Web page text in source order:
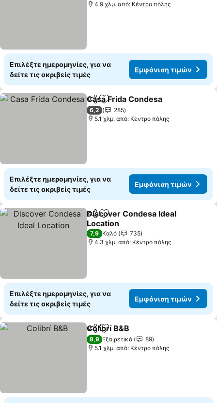
4.9 χλμ. από: Κέντρο πόλης
Επιλέξτε ημερομηνίες, για να
δείτε τις ακριβείς τιμές
Εμφάνιση τιμών
Κοινοποίηση
Προσθήκη στα αγαπημένα
Casa Frida Condesa
6,2
285
5.1 χλμ. από: Κέντρο πόλης
Επιλέξτε ημερομηνίες, για να
δείτε τις ακριβείς τιμές
Εμφάνιση τιμών
Κοινοποίηση
Προσθήκη στα αγαπημένα
Discover Condesa Ideal
Location
Εμφάνιση τιμών
7,9 Καλό
735
4.3 χλμ. από: Κέντρο πόλης
Επιλέξτε ημερομηνίες, για να
δείτε τις ακριβείς τιμές
Εμφάνιση τιμών
Κοινοποίηση
Προσθήκη στα αγαπημένα
Colibrí B&B
8,9 Εξαιρετικό
89
5.1 χλμ. από: Κέντρο πόλης